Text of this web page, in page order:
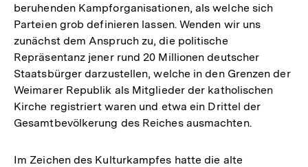
beruhenden Kampforganisationen, als welche sich
Parteien grob definieren lassen. Wenden wir uns
zunächst dem Anspruch zu, die politische
Repräsentanz jener rund 20 Millionen deutscher
Staatsbürger darzustellen, welche in den Grenzen der
Weimarer Republik als Mitglieder der katholischen
Kirche registriert waren und etwa ein Drittel der
Gesamtbevölkerung des Reiches ausmachten.
Im Zeichen des Kulturkampfes hatte die alte